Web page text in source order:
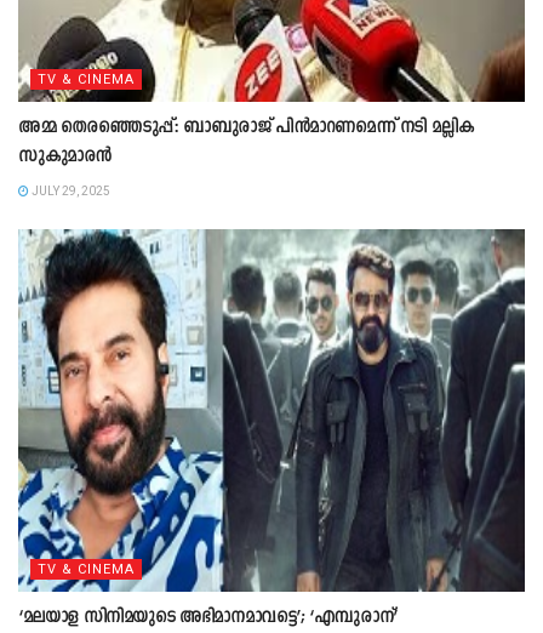
TV & CINEMA
അമ്മ തെരഞ്ഞെടുപ്പ്: ബാബുരാജ് പിൻമാറണമെന്ന് നടി മല്ലിക
സുകുമാരൻ
JULY 29, 2025
TV & CINEMA
‘മലയാള സിനിമയുടെ അഭിമാനമാവട്ടെ’; ‘എമ്പുരാന്’